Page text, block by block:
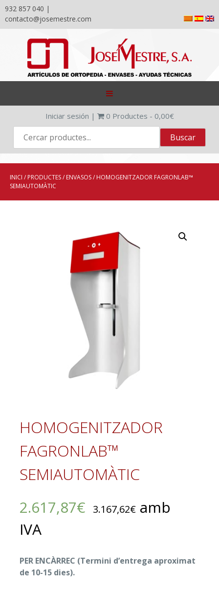
932 857 040 |
contacto@josemestre.com
content
Iniciar sesión | 0 Productes - 0,00€
INICI / PRODUCTES/ ENVASOS/ HOMOGENITZADOR FAGRONLAB™
SEMIAUTOMÀTIC
HOMOGENITZADOR
FAGRONLAB™
SEMIAUTOMÀTIC
2.617,87€ 3.167,62€ amb
IVA
PER ENCÀRREC (Termini d’entrega aproximat
de 10-15 dies).